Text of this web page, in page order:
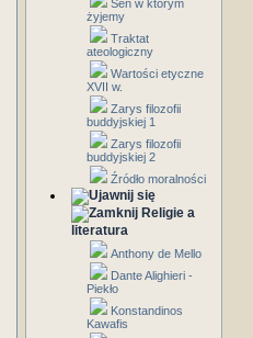
Sen w którym
żyjemy
Traktat
ateologiczny
Wartości etyczne
XVII w.
Zarys filozofii
buddyjskiej 1
Zarys filozofii
buddyjskiej 2
Źródło moralności
Religie a
literatura
Anthony de Mello
Dante Alighieri -
Piekło
Konstandinos
Kawafis